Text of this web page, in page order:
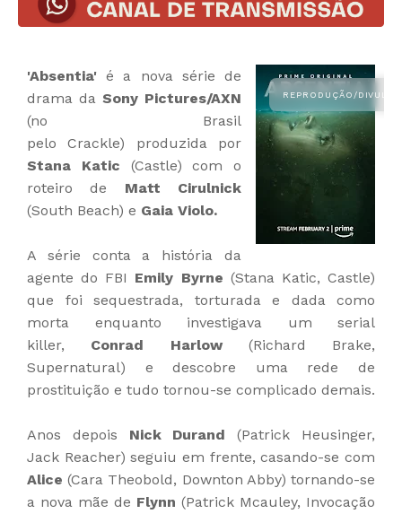
'Absentia' é a nova série de
drama da Sony Pictures/AXN
(no Brasil
pelo Crackle) produzida por
Stana Katic (Castle) com o
roteiro de Matt Cirulnick
(South Beach) e Gaia Violo.
A série conta a história da
agente do FBI Emily Byrne (Stana Katic, Castle)
que foi sequestrada, torturada e dada como
morta enquanto investigava um serial
killer, Conrad Harlow(Richard Brake,
Supernatural) e descobre uma rede de
prostituição e tudo tornou-se complicado demais.
Anos depois Nick Durand (Patrick Heusinger,
Jack Reacher) seguiu em frente, casando-se com
Alice (Cara Theobold, Downton Abby) tornando-se
a nova mãe de Flynn (Patrick Mcauley, Invocação